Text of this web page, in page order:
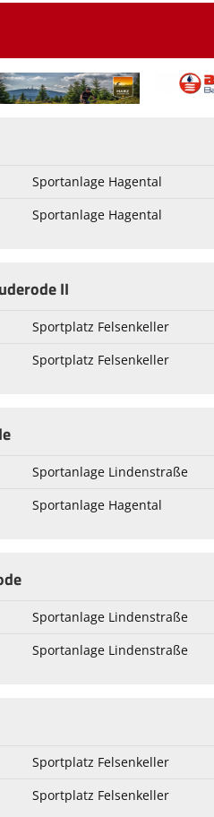
Sportanlage Hagental
Sportanlage Hagental
II
Sportplatz Felsenkeller
Sportplatz Felsenkeller
Sportanlage Lindenstraße
Sportanlage Hagental
Sportanlage Lindenstraße
Sportanlage Lindenstraße
Sportplatz Felsenkeller
Sportplatz Felsenkeller